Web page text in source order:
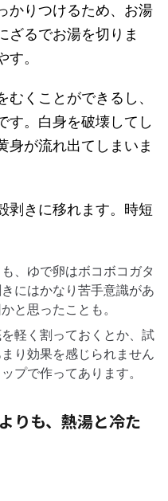
かりつけるため、お湯
ざるでお湯を切りま
。
くことができるし、
す。白身を破壊してし
身が流れ出てしまいま
剥きに移れます。時短
、ゆで卵はボコボコガタ
にはかなり苦手意識があ
と思ったことも。
軽く割っておくとか、試
り効果を感じられません
プで作ってあります。
りも、熱湯と冷た